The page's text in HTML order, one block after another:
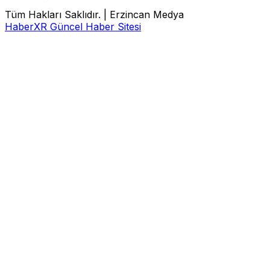
Tüm Hakları Saklıdır. | Erzincan Medya
HaberXR Güncel Haber Sitesi